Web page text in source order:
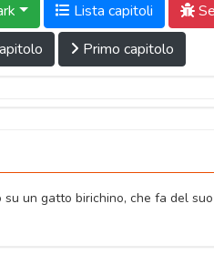
Lista capitoli
Primo capitolo
un gatto birichino, che fa del